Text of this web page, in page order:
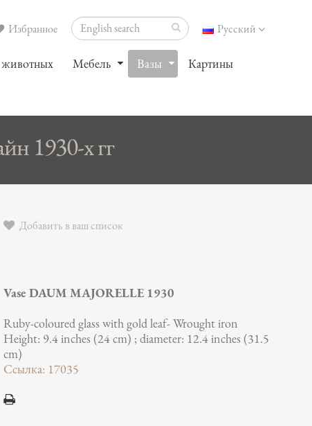
Русский
Избранное
Мебель Вазы
Картины
1930-х гг
Добавить в ваш список
Vase DAUM MAJORELLE 1930
Ruby-coloured glass with gold leaf- Wrought iron
Height: 9.4 inches (24 cm) ; diameter: 12.4 inches (31.5
cm)
Ссылка: 17035